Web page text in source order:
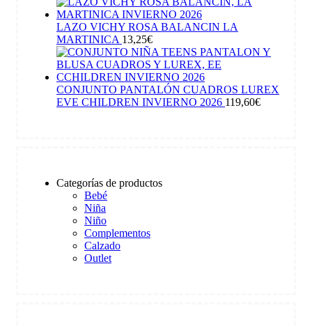
LAZO VICHY ROSA BALANCIN LA
MARTINICA 13,25€
CONJUNTO PANTALÓN CUADROS LUREX
EVE CHILDREN INVIERNO 2026 119,60€
Categorías de productos
Bebé
Niña
Niño
Complementos
Calzado
Outlet